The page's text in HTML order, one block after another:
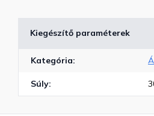
Kiegészítő paraméterek
Kategória:
Súly: